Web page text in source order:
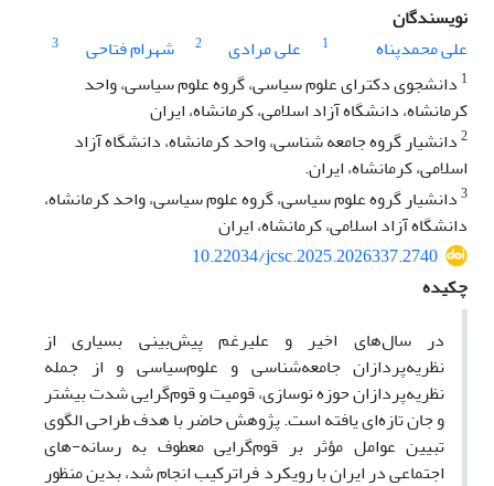
نویسندگان
علی محمدپناه
1 علی مرادی 2 شهرام فتاحی
3
1 دانشجوی دکترای علوم سیاسی، گروه علوم سیاسی، واحد
کرمانشاه، دانشگاه آزاد اسلامی، کرمانشاه، ایران
2دانشیار گروه جامعه شناسی، واحد کرمانشاه، دانشگاه آزاد
اسلامی، کرمانشاه، ایران.
3دانشیار گروه علوم سیاسی، گروه علوم سیاسی، واحد کرمانشاه،
دانشگاه آزاد اسلامی، کرمانشاه، ایران
10.22034/jcsc.2025.2026337.2740
چکیده
در سال‌های اخیر و علیرغم پیش‌بینی بسیاری از
نظریه‌پردازان جامعه‌شناسی و علوم‌سیاسی و از جمله
نظریه‌پردازان حوزه نوسازی، قومیت و قوم‌گرایی شدت بیشتر
و جان تازه‌ای یافته است. پژوهش حاضر با هدف طراحی الگوی
تبیین عوامل مؤثر بر قوم‌گرایی معطوف به رسانه-های
اجتماعی در ایران با رویکرد فراترکیب انجام شد، بدین منظور